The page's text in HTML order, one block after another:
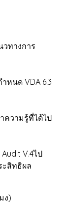
ทางการ
หนด VDA 6.3
วามรู้ที่ได้ไป
V.4ไป
ะสิทธิผล
ง)